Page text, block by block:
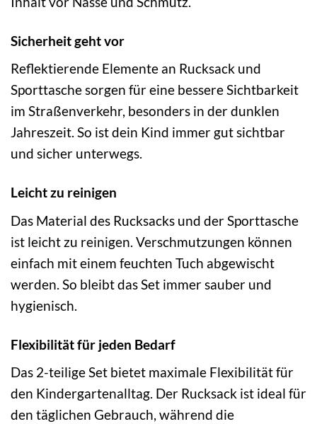
Sicherheit geht vor
Reflektierende Elemente an Rucksack und
Sporttasche sorgen für eine bessere Sichtbarkeit
im Straßenverkehr, besonders in der dunklen
Jahreszeit. So ist dein Kind immer gut sichtbar
und sicher unterwegs.
Leicht zu reinigen
Das Material des Rucksacks und der Sporttasche
ist leicht zu reinigen. Verschmutzungen können
einfach mit einem feuchten Tuch abgewischt
werden. So bleibt das Set immer sauber und
hygienisch.
Flexibilität für jeden Bedarf
Das 2-teilige Set bietet maximale Flexibilität für
den Kindergartenalltag. Der Rucksack ist ideal für
den täglichen Gebrauch, während die